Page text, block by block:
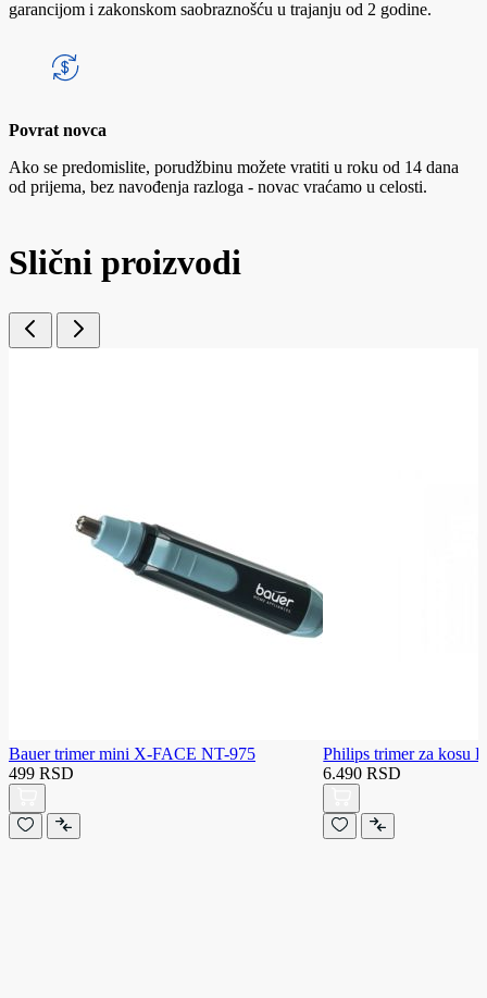
garancijom i zakonskom saobraznošću u trajanju od 2 godine.
Povrat novca
Ako se predomislite, porudžbinu možete vratiti u roku od 14 dana
od prijema, bez navođenja razloga - novac vraćamo u celosti.
Slični proizvodi
Bauer trimer mini X-FACE NT-975
499 RSD
Philips trimer za kosu
6.490 RSD